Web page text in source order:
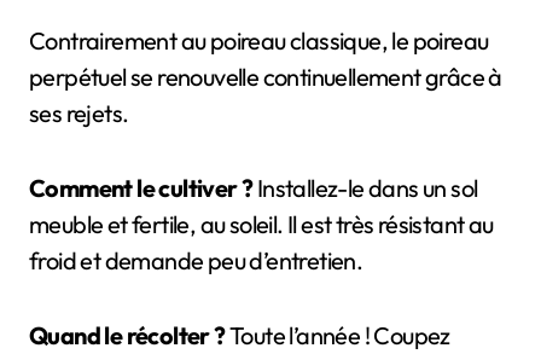
Contrairement au poireau classique, le poireau
perpétuel se renouvelle continuellement grâce à
ses rejets.
Comment le cultiver ?Installez-le dans un sol
meuble et fertile, au soleil. Il est très résistant au
froid et demande peu d’entretien.
Quand le récolter ?Toute l’année ! Coupez